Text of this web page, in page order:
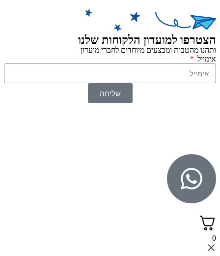
הצטרפו למועדון הלקוחות שלנו
ותהנו מהטבות ומבצעים מיוחדים לחברי מועדון
אימייל
שליחה
0